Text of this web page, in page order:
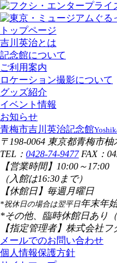
トップページ
吉川英治とは
記念館について
ご利用案内
ロケーション撮影について
グッズ紹介
イベント情報
お知らせ
青梅市吉川英治記念館
〒198-0064 東京都青梅市
TEL： 0428-74-9477FAX：
【営業時間】 10:00～17:00
（入館は16:30まで）
【休館日】 毎週月曜日
*祝休日の場合は翌平日年末年
*その他、臨時休館日あり
【指定管理者】 株式会社フ
メールでのお問い合わせ
個人情報保護方針